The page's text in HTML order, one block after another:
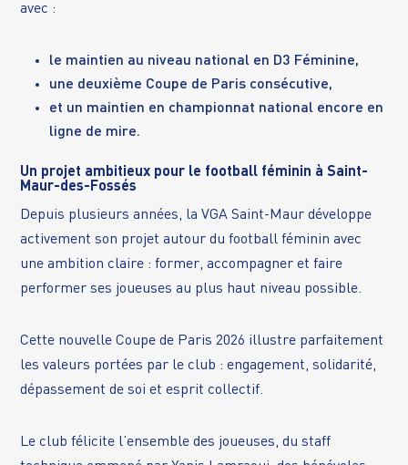
avec :
le maintien au niveau national en D3 Féminine,
une deuxième Coupe de Paris consécutive,
et un maintien en championnat national encore en
ligne de mire.
Un projet ambitieux pour le football féminin à Saint-
Maur-des-Fossés
Depuis plusieurs années, la VGA Saint-Maur développe
activement son projet autour du football féminin avec
une ambition claire : former, accompagner et faire
performer ses joueuses au plus haut niveau possible.
Cette nouvelle Coupe de Paris 2026 illustre parfaitement
les valeurs portées par le club : engagement, solidarité,
dépassement de soi et esprit collectif.
Le club félicite l’ensemble des joueuses, du staff